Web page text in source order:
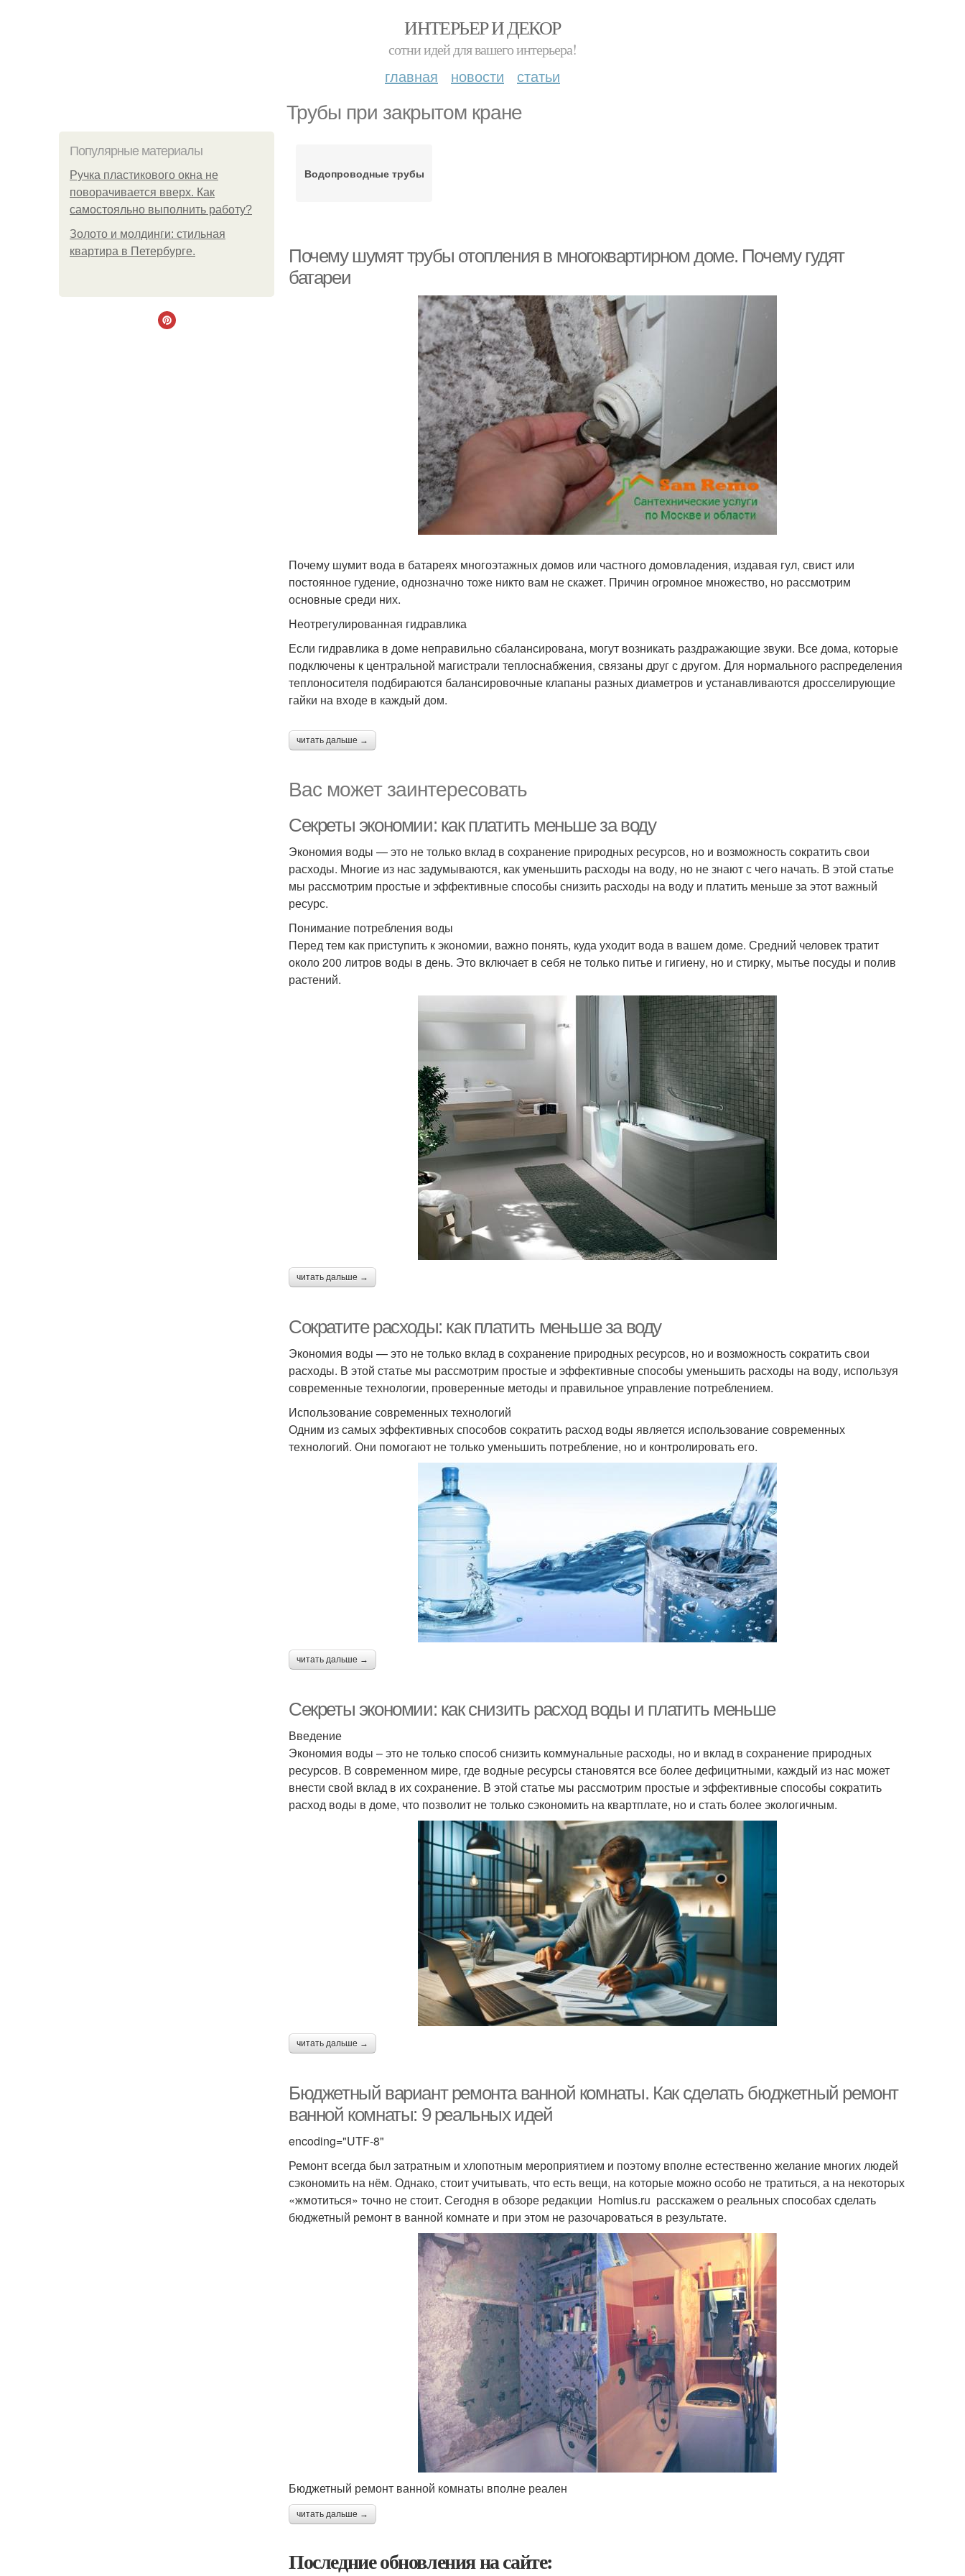
ИНТЕРЬЕР И ДЕКОР
сотни идей для вашего интерьера!
главная новости статьи
Трубы при закрытом кране
Популярные материалы
Ручка пластикового окна не
поворачивается вверх. Как
самостояльно выполнить работу?
Золото и молдинги: стильная
квартира в Петербурге.
Водопроводные трубы
Почему шумят трубы отопления в многоквартирном доме. Почему гудят
батареи
Почему шумит вода в батареях многоэтажных домов или частного домовладения, издавая гул, свист или
постоянное гудение, однозначно тоже никто вам не скажет. Причин огромное множество, но рассмотрим
основные среди них.
Неотрегулированная гидравлика
Если гидравлика в доме неправильно сбалансирована, могут возникать раздражающие звуки. Все дома, которые
подключены к центральной магистрали теплоснабжения, связаны друг с другом. Для нормального распределения
теплоносителя подбираются балансировочные клапаны разных диаметров и устанавливаются дросселирующие
гайки на входе в каждый дом.
читать дальше →
Вас может заинтересовать
Секреты экономии: как платить меньше за воду
Экономия воды — это не только вклад в сохранение природных ресурсов, но и возможность сократить свои
расходы. Многие из нас задумываются, как уменьшить расходы на воду, но не знают с чего начать. В этой статье
мы рассмотрим простые и эффективные способы снизить расходы на воду и платить меньше за этот важный
ресурс.
Понимание потребления воды
Перед тем как приступить к экономии, важно понять, куда уходит вода в вашем доме. Средний человек тратит
около 200 литров воды в день. Это включает в себя не только питье и гигиену, но и стирку, мытье посуды и полив
растений.
читать дальше →
Сократите расходы: как платить меньше за воду
Экономия воды — это не только вклад в сохранение природных ресурсов, но и возможность сократить свои
расходы. В этой статье мы рассмотрим простые и эффективные способы уменьшить расходы на воду, используя
современные технологии, проверенные методы и правильное управление потреблением.
Использование современных технологий
Одним из самых эффективных способов сократить расход воды является использование современных
технологий. Они помогают не только уменьшить потребление, но и контролировать его.
читать дальше →
Секреты экономии: как снизить расход воды и платить меньше
Введение
Экономия воды – это не только способ снизить коммунальные расходы, но и вклад в сохранение природных
ресурсов. В современном мире, где водные ресурсы становятся все более дефицитными, каждый из нас может
внести свой вклад в их сохранение. В этой статье мы рассмотрим простые и эффективные способы сократить
расход воды в доме, что позволит не только сэкономить на квартплате, но и стать более экологичным.
читать дальше →
Бюджетный вариант ремонта ванной комнаты. Как сделать бюджетный ремонт
ванной комнаты: 9 реальных идей
encoding="UTF-8"
Ремонт всегда был затратным и хлопотным мероприятием и поэтому вполне естественно желание многих людей
сэкономить на нём. Однако, стоит учитывать, что есть вещи, на которые можно особо не тратиться, а на некоторых
«жмотиться» точно не стоит. Сегодня в обзоре редакции Homius.ru расскажем о реальных способах сделать
бюджетный ремонт в ванной комнате и при этом не разочароваться в результате.
Бюджетный ремонт ванной комнаты вполне реален
читать дальше →
Последние обновления на сайте: